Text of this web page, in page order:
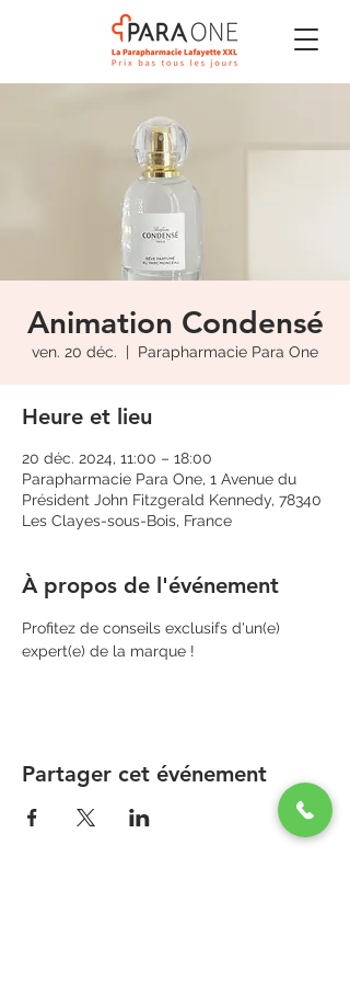
Animation Condensé
ven. 20 déc.
  |
Parapharmacie Para One
Heure et lieu
20 déc. 2024, 11:00 – 18:00
Parapharmacie Para One, 1 Avenue du
Président John Fitzgerald Kennedy, 78340
Les Clayes-sous-Bois, France
À propos de l'événement
Profitez de conseils exclusifs d'un(e)
expert(e) de la marque !
Partager cet événement